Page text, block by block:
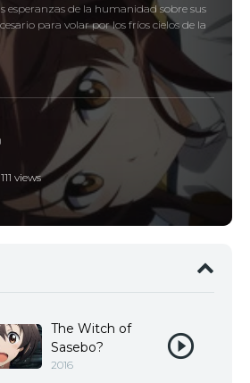
esperanzas de la humanidad sobre sus
para volar por los fríos cielos de la
111 views
The Witch of
Sasebo?
2016